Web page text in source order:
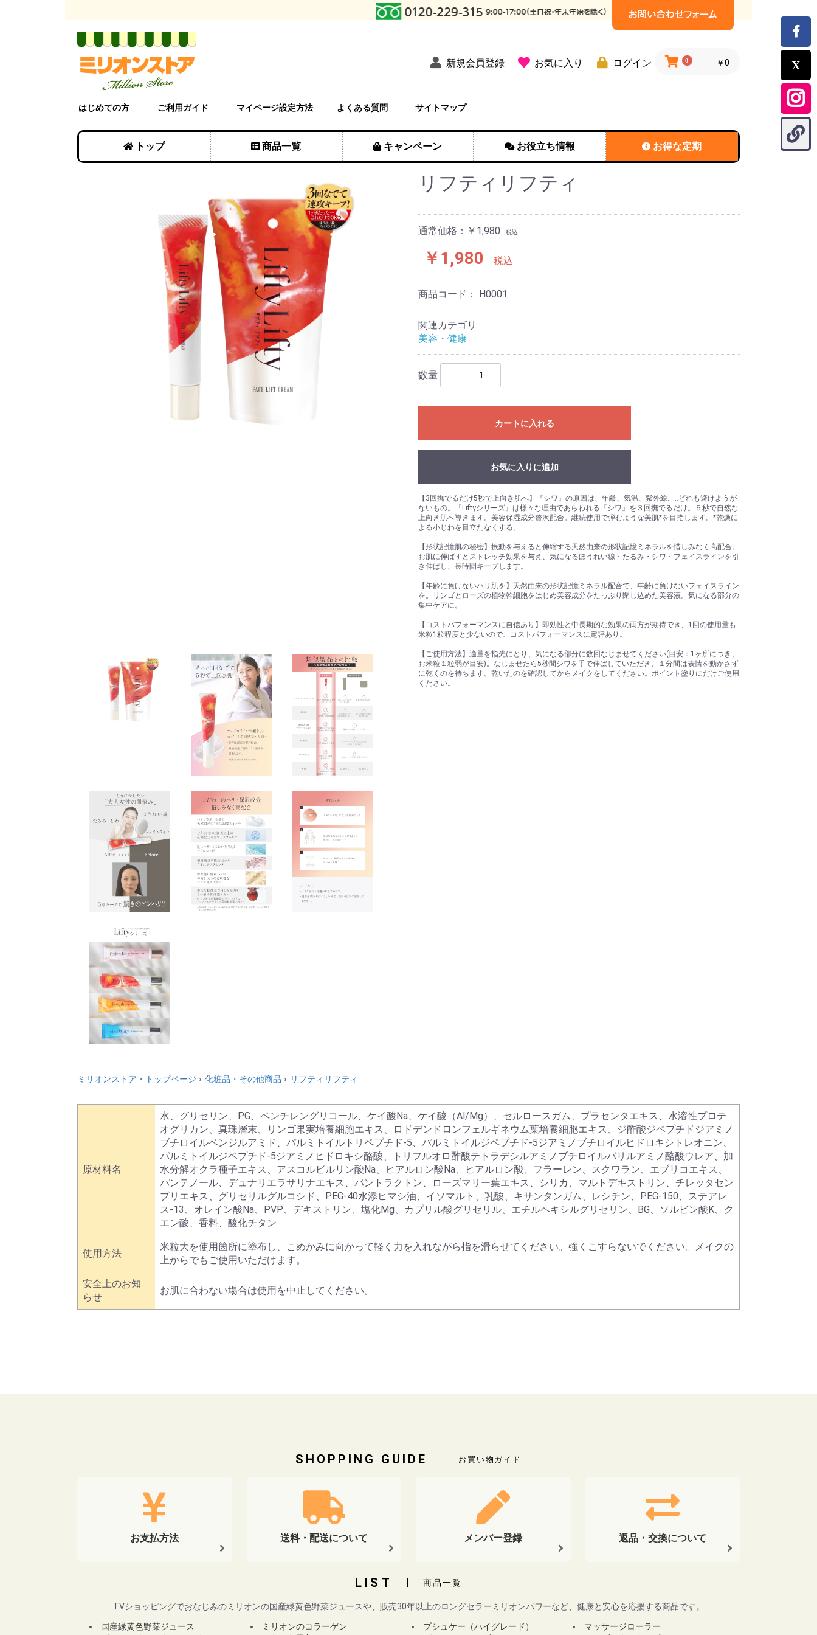
新規会員登録 お気に入り ログイン 0 ￥0
はじめての方 ご利用ガイド マイページ設定方法 よくある質問 サイトマップ
トップ 商品一覧 キャンペーン お役立ち情報 お得な定期
リフティリフティ
通常価格：￥1,980 税込
￥1,980 税込
商品コード： H0001
関連カテゴリ
美容・健康
数量
カートに入れる
お気に入りに追加
【3回撫でるだけ5秒で上向き肌へ】『シワ』の原因は、年齢、気温、紫外線……どれも避けようが
ないもの。『Liftyシリーズ』は様々な理由であらわれる『シワ』を３回撫でるだけ。５秒で自然な
上向き肌へ導きます。美容保湿成分贅沢配合。継続使用で弾むような美肌*を目指します。*乾燥に
よる小じわを目立たなくする。
【形状記憶肌の秘密】振動を与えると伸縮する天然由来の形状記憶ミネラルを惜しみなく高配合。
お肌に伸ばすとストレッチ効果を与え、気になるほうれい線・たるみ・シワ・フェイスラインを引
き伸ばし、長時間キープします。
【年齢に負けないハリ肌を】天然由来の形状記憶ミネラル配合で、年齢に負けないフェイスライン
を。リンゴとローズの植物幹細胞をはじめ美容成分をたっぷり閉じ込めた美容液。気になる部分の
集中ケアに。
【コストパフォーマンスに自信あり】即効性と中長期的な効果の両方が期待でき、1回の使用量も
米粒1粒程度と少ないので、コストパフォーマンスに定評あり。
【ご使用方法】適量を指先にとり、気になる部分に数回なじませてください(目安：1ヶ所につき、
お米粒１粒弱が目安)。なじませたら5秒間シワを手で伸ばしていただき、１分間は表情を動かさず
に乾くのを待ちます。乾いたのを確認してからメイクをしてください。ポイント塗りにだけご使用
ください。
ミリオンストア・トップページ 化粧品・その他商品 リフティリフティ
原材料名
水、グリセリン、PG、ペンチレングリコール、ケイ酸Na、ケイ酸（Al/Mg）、セルロースガム、プラセンタエキス、水溶性プロテ
オグリカン、真珠層末、リンゴ果実培養細胞エキス、ロドデンドロンフェルギネウム葉培養細胞エキス、ジ酢酸ジペプチドジアミノ
ブチロイルベンジルアミド、パルミトイルトリペプチド-5、パルミトイルジペプチド-5ジアミノブチロイルヒドロキシトレオニン、
パルミトイルジペプチド-5ジアミノヒドロキシ酪酸、トリフルオロ酢酸テトラデシルアミノブチロイルバリルアミノ酪酸ウレア、加
水分解オクラ種子エキス、アスコルビルリン酸Na、ヒアルロン酸Na、ヒアルロン酸、フラーレン、スクワラン、エブリコエキス、
パンテノール、デュナリエラサリナエキス、パントラクトン、ローズマリー葉エキス、シリカ、マルトデキストリン、チレッタセン
ブリエキス、グリセリルグルコシド、PEG-40水添ヒマシ油、イソマルト、乳酸、キサンタンガム、レシチン、PEG-150、ステアレ
ス-13、オレイン酸Na、PVP、デキストリン、塩化Mg、カプリル酸グリセリル、エチルヘキシルグリセリン、BG、ソルビン酸K、ク
エン酸、香料、酸化チタン
使用方法
米粒大を使用箇所に塗布し、こめかみに向かって軽く力を入れながら指を滑らせてください。強くこすらないでください。メイクの
上からでもご使用いただけます。
安全上のお知
らせ
お肌に合わない場合は使用を中止してください。
SHOPPING GUIDE お買い物ガイド
お支払方法 送料・配送について メンバー登録 返品・交換について
LIST 商品一覧
TVショッピングでおなじみのミリオンの国産緑黄色野菜ジュースや、販売30年以上のロングセラーミリオンパワーなど、健康と安心を応援する商品です。
国産緑黄色野菜ジュース
ミリオンのコラーゲン
プシュケー（ハイグレード）
マッサージローラー